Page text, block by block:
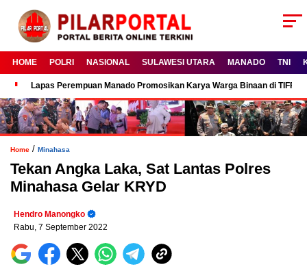
HOME POLRI NASIONAL SULAWESI UTARA MANADO TNI
Lapas Perempuan Manado Promosikan Karya Warga Binaan di TIFF
Home / Minahasa
Tekan Angka Laka, Sat Lantas Polres
Minahasa Gelar KRYD
Hendro Manongko
Rabu, 7 September 2022